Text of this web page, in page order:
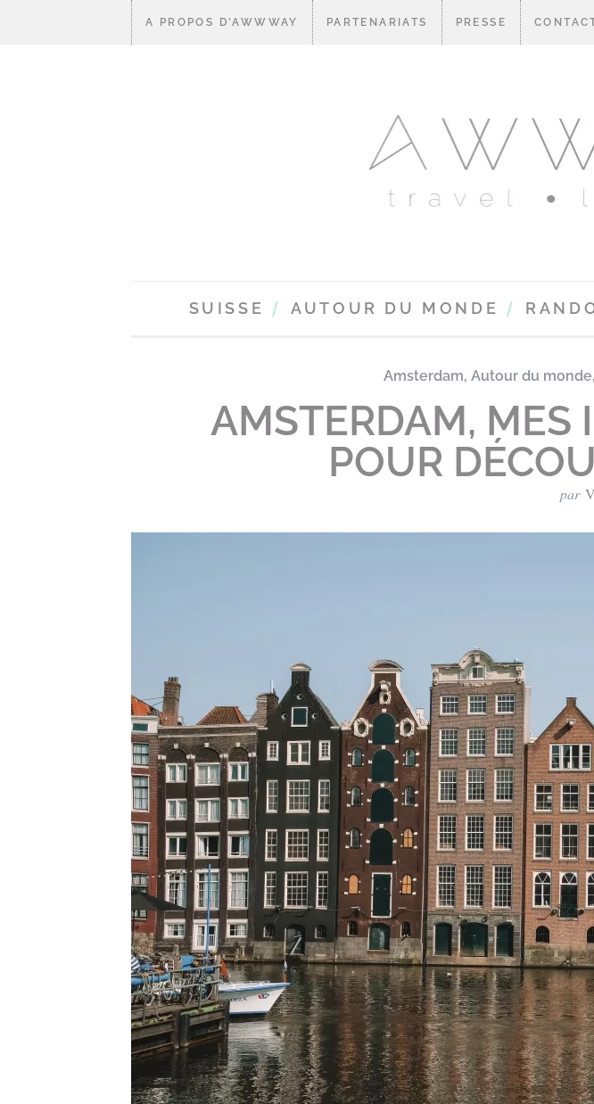
A PROPOS D’AWWWAY PARTENARIATS PRESSE
SUISSE AUTOUR DU MONDE
Amsterdam, Autour du monde,
AMSTERDAM,
POUR
par